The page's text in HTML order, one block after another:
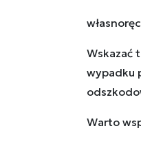
Wskazać
wypadku
Warto